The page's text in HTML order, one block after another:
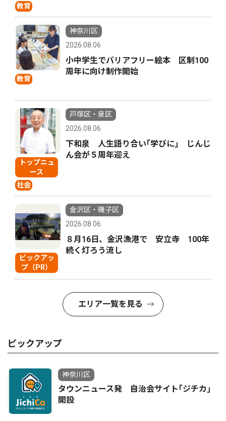
教育
教育
神奈川区
2026.08.06
小中学生でバリアフリー絵本 区制100
周年に向け制作開始
トップニュ
ース
社会
戸塚区・泉区
2026.08.06
下和泉 人生語り合い｢学びに｣ じんじ
ん会が５周年迎え
ピックアッ
プ（PR）
金沢区・磯子区
2026.08.06
８月16日、金沢漁港で 安立寺 100年
続く灯ろう流し
エリア一覧を見る
ピックアップ
神奈川区
タウンニュース発 自治会サイト｢ジチカ｣
開設